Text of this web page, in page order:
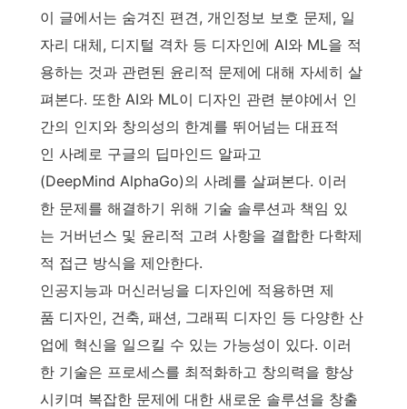
이 글에서는 숨겨진 편견, 개인정보 보호 문제, 일
자리 대체, 디지털 격차 등 디자인에 AI와 ML을 적
용하는 것과 관련된 윤리적 문제에 대해 자세히 살
펴본다. 또한 AI와 ML이 디자인 관련 분야에서 인
간의 인지와 창의성의 한계를 뛰어넘는 대표적
인 사례로 구글의 딥마인드 알파고
(DeepMind AlphaGo)의 사례를 살펴본다. 이러
한 문제를 해결하기 위해 기술 솔루션과 책임 있
는 거버넌스 및 윤리적 고려 사항을 결합한 다학제
적 접근 방식을 제안한다.
인공지능과 머신러닝을 디자인에 적용하면 제
품 디자인, 건축, 패션, 그래픽 디자인 등 다양한 산
업에 혁신을 일으킬 수 있는 가능성이 있다. 이러
한 기술은 프로세스를 최적화하고 창의력을 향상
시키며 복잡한 문제에 대한 새로운 솔루션을 창출